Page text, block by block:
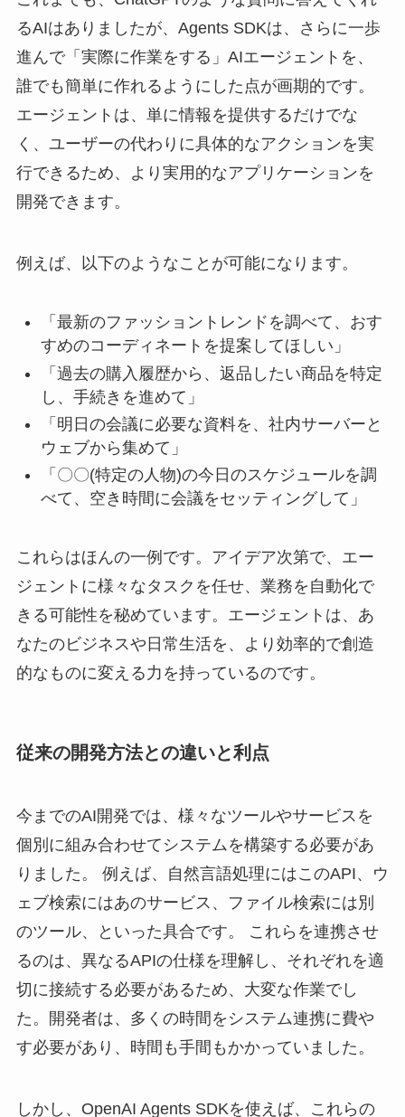
るAIはありましたが、Agents SDKは、さらに一歩
進んで「実際に作業をする」AIエージェントを、
誰でも簡単に作れるようにした点が画期的です。
エージェントは、単に情報を提供するだけでな
く、ユーザーの代わりに具体的なアクションを実
行できるため、より実用的なアプリケーションを
開発できます。
例えば、以下のようなことが可能になります。
「最新のファッショントレンドを調べて、おす
すめのコーディネートを提案してほしい」
「過去の購入履歴から、返品したい商品を特定
し、手続きを進めて」
「明日の会議に必要な資料を、社内サーバーと
ウェブから集めて」
「〇〇(特定の人物)の今日のスケジュールを調
べて、空き時間に会議をセッティングして」
これらはほんの一例です。アイデア次第で、エー
ジェントに様々なタスクを任せ、業務を自動化で
きる可能性を秘めています。エージェントは、あ
なたのビジネスや日常生活を、より効率的で創造
的なものに変える力を持っているのです。
従来の開発方法との違いと利点
今までのAI開発では、様々なツールやサービスを
個別に組み合わせてシステムを構築する必要があ
りました。 例えば、自然言語処理にはこのAPI、ウ
ェブ検索にはあのサービス、ファイル検索には別
のツール、といった具合です。 これらを連携させ
るのは、異なるAPIの仕様を理解し、それぞれを適
切に接続する必要があるため、大変な作業でし
た。開発者は、多くの時間をシステム連携に費や
す必要があり、時間も手間もかかっていました。
しかし、OpenAI Agents SDKを使えば、これらの